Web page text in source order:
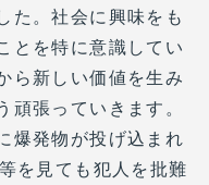
た。社会に興味をも
とを特に意識してい
ら新しい価値を生み
張っていきます。
爆発物が投げ込まれ
を見ても犯人を批難